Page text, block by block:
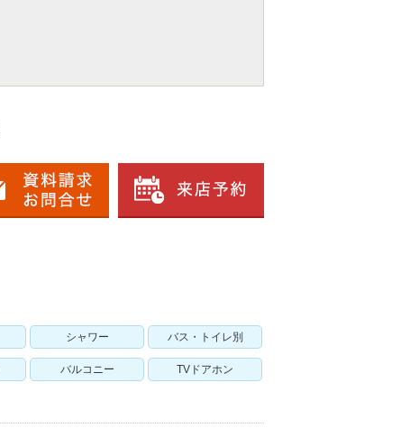
シャワー バス・トイレ別
バルコニー TVドアホン